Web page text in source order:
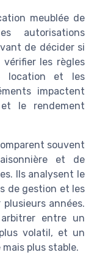
meublée de
autorisations
de décider si
les règles
location et les
impactent
le rendement
souvent
et de
Ils analysent le
de gestion et les
années.
entre un
volatil, et un
plus stable.